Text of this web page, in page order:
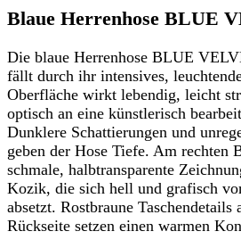
Blaue Herrenhose BLUE
Die blaue Herrenhose BLUE
fällt durch ihr intensives,
Oberfläche wirkt lebendig, leicht
optisch an eine künstlerisch
Dunklere Schattierungen und
geben der Hose Tiefe. Am rechten
schmale, halbtransparente
Kozik, die sich hell und grafisch
absetzt. Rostbraune Taschendetails
Rückseite setzen einen warmen